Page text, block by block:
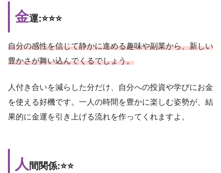
金運:⭐️⭐️⭐️
自分の感性を信じて静かに進める趣味や副業から、新しい
豊かさが舞い込んでくるでしょう。
人付き合いを減らした分だけ、自分への投資や学びにお金
を使える好機です。一人の時間を豊かに楽しむ姿勢が、結
果的に金運を引き上げる流れを作ってくれますよ。
人 間関係:⭐️⭐️